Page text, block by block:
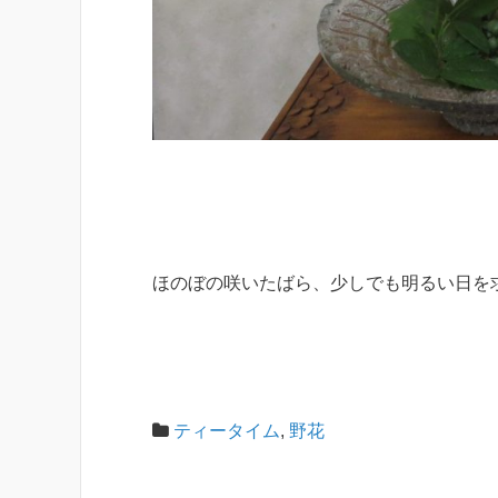
ほのぼの咲いたばら、少しでも明るい日を
ティータイム, 野花